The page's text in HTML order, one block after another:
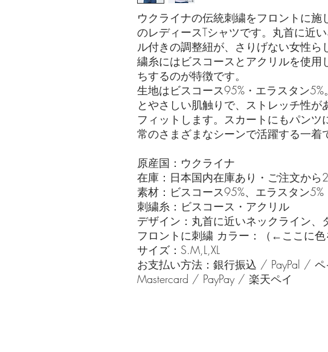
ウクライナの伝統刺繍をフロントに施
のレディースTシャツです。丸首に近
ル付きの調整紐が、さりげない女性ら
繍糸にはビスコースとアクリルを使用
ちするのが特徴です。
生地はビスコース95%・エラスタン
とやさしい肌触りで、ストレッチ性が
フィットします。スカートにもパンツ
常のさまざまなシーンで活躍する一着
原産国：ウクライナ
在庫：日本国内在庫あり・ご注文から
素材：ビスコース95%、エラスタン5%
刺繍糸：ビスコース・アクリル
デザイン：丸首に近いネックライン、
フロントに刺繍 カラー：（←ここに色
サイズ：S.M,L,XL
お支払い方法：銀行振込 / PayPal / ペ
Mastercard / PayPay / 楽天ペイ